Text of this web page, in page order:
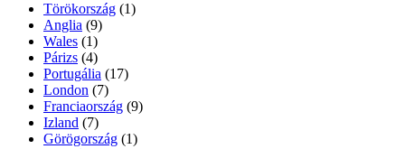
Törökország (1)
Anglia (9)
Wales (1)
Párizs (4)
Portugália (17)
London (7)
Franciaország (9)
Izland (7)
Görögország (1)